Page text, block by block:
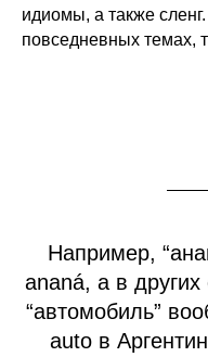
идиомы, а также
повседневных темах,
Например,
ananá, а в
“автомобиль”
auto в